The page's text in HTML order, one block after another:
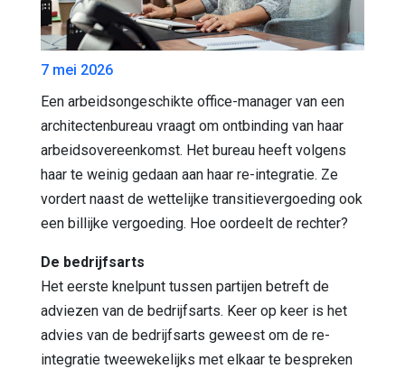
7 mei 2026
Een arbeidsongeschikte office-manager van een
architectenbureau vraagt om ontbinding van haar
arbeidsovereenkomst. Het bureau heeft volgens
haar te weinig gedaan aan haar re-integratie. Ze
vordert naast de wettelijke transitievergoeding ook
een billijke vergoeding. Hoe oordeelt de rechter?
De bedrijfsarts
Het eerste knelpunt tussen partijen betreft de
adviezen van de bedrijfsarts. Keer op keer is het
advies van de bedrijfsarts geweest om de re-
integratie tweewekelijks met elkaar te bespreken